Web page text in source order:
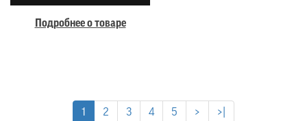
Подробнее о товаре
1 2 3 4 5 > >|